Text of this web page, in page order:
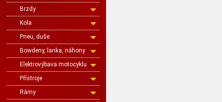
Brzdy
Kola
Pneu, duše
Bowdeny, lanka, náhony
Elektrovýbava motocyklu
Přístroje
Rámy